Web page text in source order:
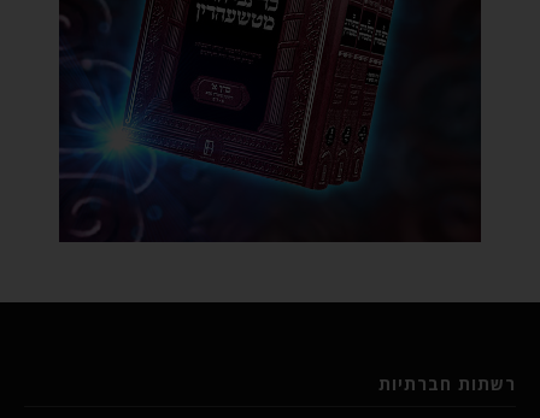
רשתות חברתיות